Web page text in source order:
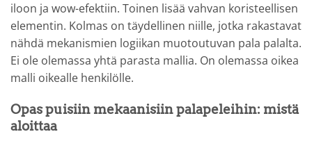
iloon ja wow-efektiin. Toinen lisää vahvan koristeellisen
elementin. Kolmas on täydellinen niille, jotka rakastavat
nähdä mekanismien logiikan muotoutuvan pala palalta.
Ei ole olemassa yhtä parasta mallia. On olemassa oikea
malli oikealle henkilölle.
Opas puisiin mekaanisiin palapeleihin: mistä
aloittaa